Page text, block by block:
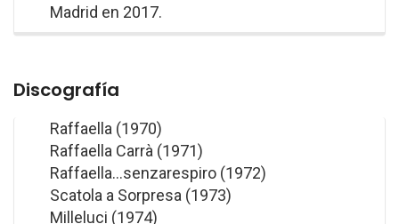
Madrid en 2017.
Discografía
Raffaella (1970)
Raffaella Carrà (1971)
Raffaella...senzarespiro (1972)
Scatola a Sorpresa (1973)
Milleluci (1974)